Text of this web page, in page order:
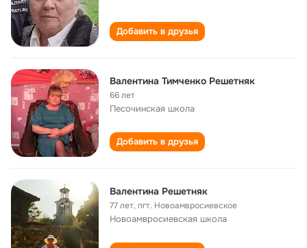
Добавить в друзья
Валентина Тимченко Решетняк
66 лет
Песочинская школа
Добавить в друзья
Валентина Решетняк
77 лет,пгт. Новоамвросиевское
Новоамвросиевская школа